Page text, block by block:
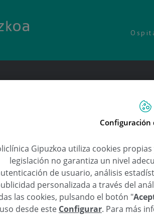
Configuración
Gipuzkoa utiliza cookies
legislación no garantiza un nivel
de usuario, análisis
personalizada a través del
las cookies, pulsando el botón "
desde este Configurar. Para más